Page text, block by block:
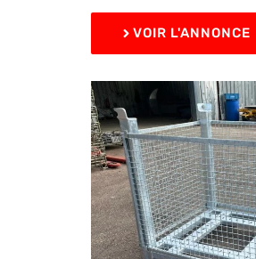
VOIR L'ANNONCE